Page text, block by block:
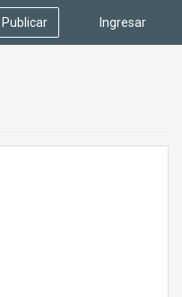
Ingresar
Publicar